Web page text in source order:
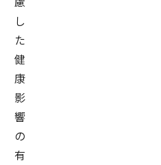
し
た
健
康
影
響
の
有